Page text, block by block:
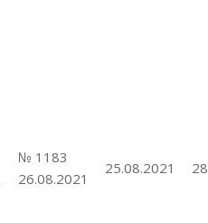
№ 1183
26.08.2021
25.08.2021